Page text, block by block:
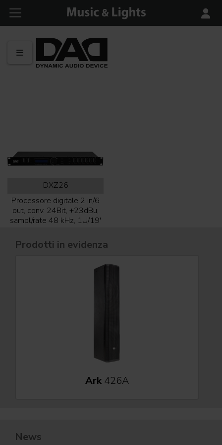
DXZ26
Processore digitale 2 in/6
out, conv. 24Bit, +23dBu,
sampl/rate 48 kHz, 1U/19'
Prodotti in evidenza
Ark 426A
News